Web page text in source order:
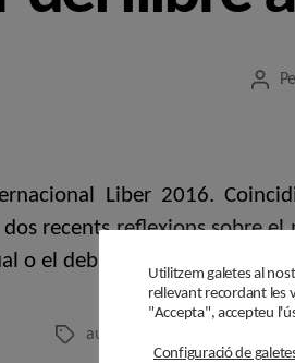
Autor
Liber 2016.
dos recents reflexions sobre
o el debat entre el llibre
Etiquetes
autor
Utilitzem galetes al
rellevant recordant les
"Accepta", accepteu
Configuració de